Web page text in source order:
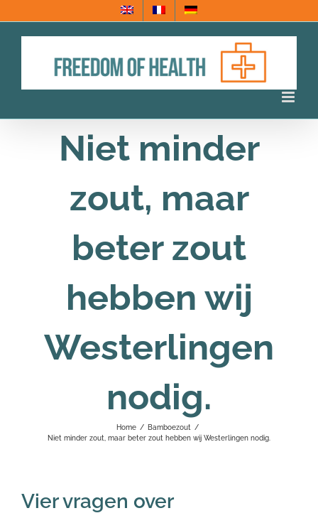
naar
Niet minder
zout, maar
beter zout
hebben wij
Westerlingen
nodig.
Home / Bamboezout
/
Niet minder zout, maar beter zout hebben wij Westerlingen nodig.
Vier vragen over